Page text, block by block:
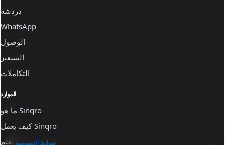
دردشة
WhatsApp
الوصول
التسعير
التكاملات
الموارد
ما هو Sinqro
كيف يعمل Sinqro
تعلم ضوابط الخصوصية